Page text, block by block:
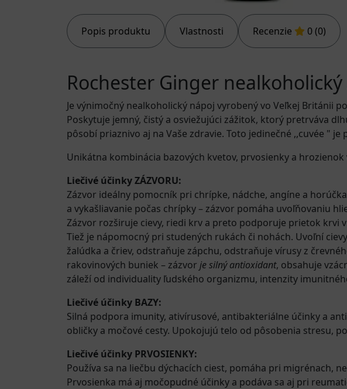
Popis produktu Vlastnosti Recenzie 0 (0)
Rochester Ginger
Je výnimočný nealkoholický nápoj vyrobený vo Veľkej Británii
Poskytuje jemný, čistý a osviežujúci zážitok, ktorý pretrváva
pôsobí priaznivo aj na Vaše zdravie. Toto jedinečné ,,cuvée "
Unikátna kombinácia bazových kvetov, prvosienky a
Liečivé účinky ZÁZVORU:
Zázvor ideálny pomocník pri chrípke, nádche, angíne a
a vykašliavanie počas chrípky – zázvor pomáha uvoľňovaniu
Zázvor rozširuje cievy, riedi krv a preto podporuje prietok krvi
Tiež je nápomocný pri studených rukách či nohách. Uvoľní
žalúdka a čriev, odstraňuje zápchu, odstraňuje vírusy z
rakovinových buniek – zázvor je silný antioxidant, obsahuje
záleží od individuality ľudského organizmu, intenzity
Liečivé účinky BAZY:
Silná podpora imunity, ativírusové, antibakteriálne účinky a
obličky a močové cesty. Upokojujú telo od pôsobenia stresu,
Liečivé účinky PRVOSIENKY:
Používa sa na liečbu dýchacích ciest, pomáha pri migrénach,
Prvosienka má aj močopudné účinky a podáva sa aj pri